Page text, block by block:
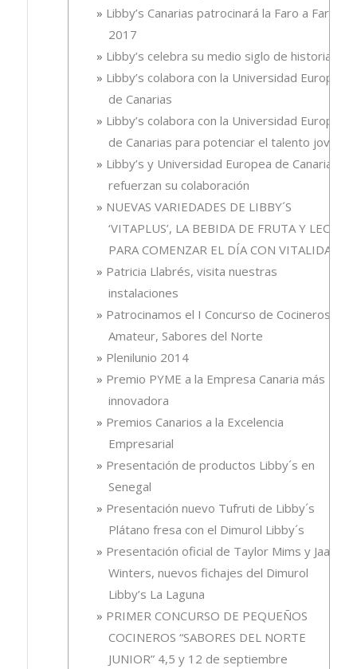
Libby’s Canarias patrocinará la Faro a Faro
2017
Libby’s celebra su medio siglo de historia
Libby’s colabora con la Universidad Europea
de Canarias
Libby’s colabora con la Universidad Europea
de Canarias para potenciar el talento joven
Libby’s y Universidad Europea de Canarias
refuerzan su colaboración
NUEVAS VARIEDADES DE LIBBY´S
‘VITAPLUS’, LA BEBIDA DE FRUTA Y LECHE
PARA COMENZAR EL DÍA CON VITALIDAD
Patricia Llabrés, visita nuestras
instalaciones
Patrocinamos el I Concurso de Cocineros
Amateur, Sabores del Norte
Plenilunio 2014
Premio PYME a la Empresa Canaria más
innovadora
Premios Canarios a la Excelencia
Empresarial
Presentación de productos Libby´s en
Senegal
Presentación nuevo Tufruti de Libby´s
Plátano fresa con el Dimurol Libby´s
Presentación oficial de Taylor Mims y Jaali
Winters, nuevos fichajes del Dimurol
Libby’s La Laguna
PRIMER CONCURSO DE PEQUEÑOS
COCINEROS “SABORES DEL NORTE
JUNIOR” 4,5 y 12 de septiembre